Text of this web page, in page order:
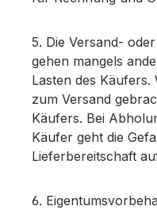
5. Die Versand-
gehen mangels
Lasten des
zum Versand
Käufers. Bei
Käufer geht die
Lieferbereitschaft
6.